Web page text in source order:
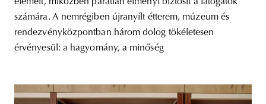
számára. A nemrégiben újranyílt étterem, múzeum és
rendezvényközpontban három dolog tökéletesen
érvényesül: a hagyomány, a minőség